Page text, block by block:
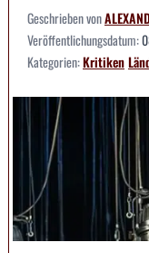
Geschrieben von
Veröffentlichungsdatum:
Kategorien:Kritiken